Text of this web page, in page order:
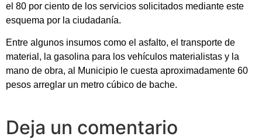
el 80 por ciento de los servicios solicitados mediante este
esquema por la ciudadanía.
Entre algunos insumos como el asfalto, el transporte de
material, la gasolina para los vehículos materialistas y la
mano de obra, al Municipio le cuesta aproximadamente 60
pesos arreglar un metro cúbico de bache.
Deja un comentario